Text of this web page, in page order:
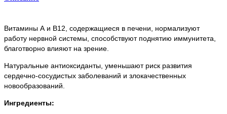
Витамины А и В12, содержащиеся в печени, нормализуют
работу нервной системы, способствуют поднятию иммунитета,
благотворно влияют на зрение.
Натуральные антиоксиданты, уменьшают риск развития
сердечно-сосудистых заболеваний и злокачественных
новообразований.
Ингредиенты: